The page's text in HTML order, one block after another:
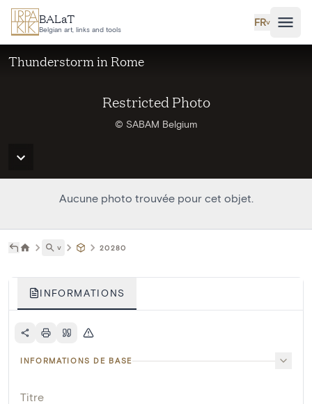
Aller au contenu principal
BALaT
Belgian art, links and tools
FR˅
Restricted Photo
© SABAM Belgium
Thunderstorm in Rome
Aucune photo trouvée pour cet objet.
˅ 20280
INFORMATIONS
INFORMATIONS DE BASE
Titre